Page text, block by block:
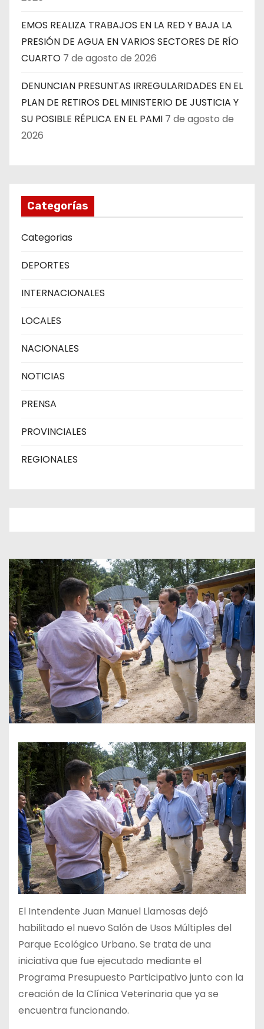
EMOS REALIZA TRABAJOS EN LA RED Y BAJA LA
PRESIÓN DE AGUA EN VARIOS SECTORES DE RÍO
CUARTO 7 de agosto de 2026
DENUNCIAN PRESUNTAS IRREGULARIDADES EN EL
PLAN DE RETIROS DEL MINISTERIO DE JUSTICIA Y
SU POSIBLE RÉPLICA EN EL PAMI 7 de agosto de
2026
Categorías
Categorias
DEPORTES
INTERNACIONALES
LOCALES
NACIONALES
NOTICIAS
PRENSA
PROVINCIALES
REGIONALES
El Intendente Juan Manuel Llamosas dejó
habilitado el nuevo Salón de Usos Múltiples del
Parque Ecológico Urbano. Se trata de una
iniciativa que fue ejecutado mediante el
Programa Presupuesto Participativo junto con la
creación de la Clínica Veterinaria que ya se
encuentra funcionando.